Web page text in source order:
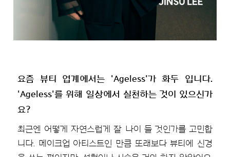
요즘 뷰티 업계에서는 'Ageless'가 화두 입니다.
'Ageless'를 위해 일상에서 실천하는 것이 있으신가
요?
최근엔 어떻게 자연스럽게 잘 나이 들 것인가를 고민합
니다. 메이크업 아티스트인 만큼 또래보다 뷰티에 신경